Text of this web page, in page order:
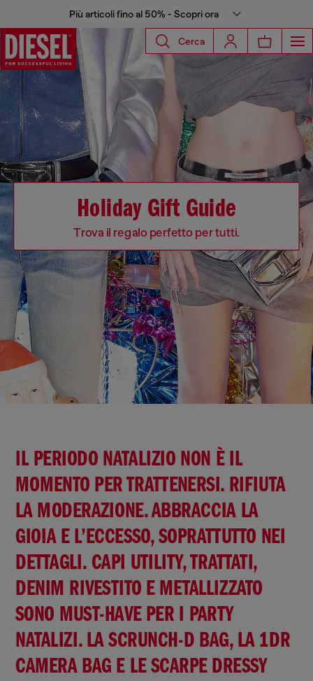
Più articoli fino al 50% - Scopri ora
Cerca
Holiday Gift Guide
Trova il regalo perfetto per tutti.
IL PERIODO NATALIZIO NON È IL
MOMENTO PER TRATTENERSI. RIFIUTA
LA MODERAZIONE. ABBRACCIA LA
GIOIA E L’ECCESSO, SOPRATTUTTO NEI
DETTAGLI. CAPI UTILITY, TRATTATI,
DENIM RIVESTITO E METALLIZZATO
SONO MUST-HAVE PER I PARTY
NATALIZI. LA SCRUNCH-D BAG, LA 1DR
CAMERA BAG E LE SCARPE DRESSY